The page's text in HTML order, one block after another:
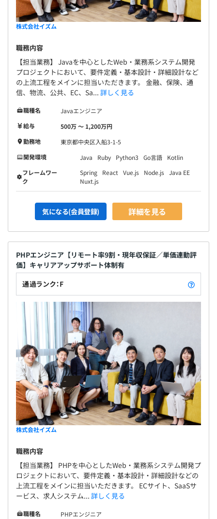
株式会社イズム
職務内容
【担当業務】 Javaを中心としたWeb・業務系システム開発
プロジェクトにおいて、要件定義・基本設計・詳細設計など
の上流工程をメインに担当いただきます。 金融、保険、通
信、物流、公共、EC、Sa... 詳しく見る
職種名
Javaエンジニア
給与
500万 〜 1,200万円
勤務地
東京都中央区入船3-1-5
開発環境
Java Ruby Python3 Go言語
Kotlin
フレームワー
ク
Spring React Vue.js Node.js Java EE
Nuxt.js
気になる(会員登録) 詳細を見る
PHPエンジニア【リモート率9割・現年収保証／単価連動評
価】キャリアアップサポート体制有
通過ランク：F
株式会社イズム
職務内容
【担当業務】 PHPを中心としたWeb・業務系システム開発プ
ロジェクトにおいて、要件定義・基本設計・詳細設計などの
上流工程をメインに担当いただきます。 ECサイト、SaaSサ
ービス、求人システム... 詳しく見る
職種名
PHPエンジニア